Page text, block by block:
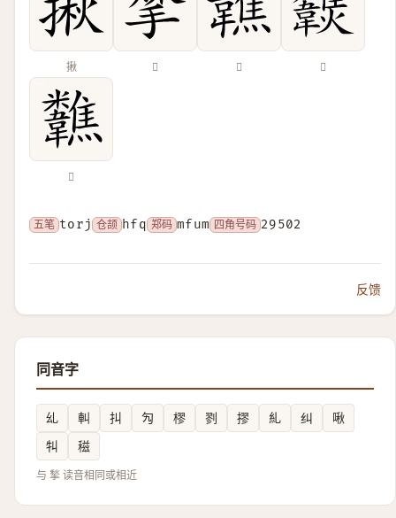
揪 𢱀 𩏢 𩏶
𩏷
五笔 torj 仓颉 hfq 郑码 mfum 四角号码 29502
反馈
同音字
乣 䡂 㧃 勼 樛 剹 摎 糺 纠
啾
㸨
稵
与 揫 读音相同或相近